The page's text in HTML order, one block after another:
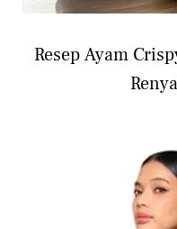
Resep Ayam